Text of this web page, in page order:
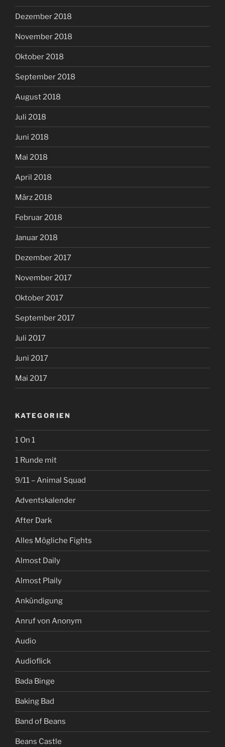
Dezember 2018
November 2018
Oktober 2018
September 2018
August 2018
Juli 2018
Juni 2018
Mai 2018
April 2018
März 2018
Februar 2018
Januar 2018
Dezember 2017
November 2017
Oktober 2017
September 2017
Juli 2017
Juni 2017
Mai 2017
KATEGORIEN
1 On 1
1 Runde mit
9/11 – Animal Squad
Adventskalender
After Dark
Alles Mögliche Fights
Almost Daily
Almost Plaily
Ankündigung
Anruf von Anonym
Audio
Audioflick
Bada Binge
Baking Bad
Band of Beans
Beans Castle